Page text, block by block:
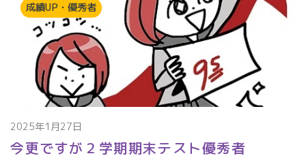
成績UP・優秀者
2025年1月27日
今更ですが２学期期末テスト優秀者